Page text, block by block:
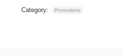
Category: Promotions